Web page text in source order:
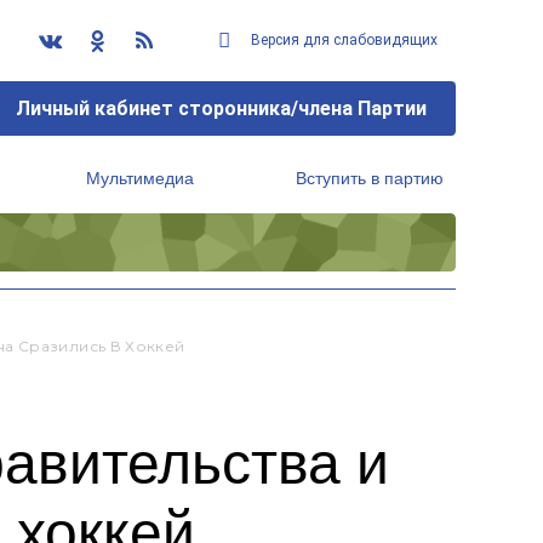
Версия для слабовидящих
Личный кабинет сторонника/члена Партии
Мультимедиа Вступить в партию
Сразились В Хоккей
и